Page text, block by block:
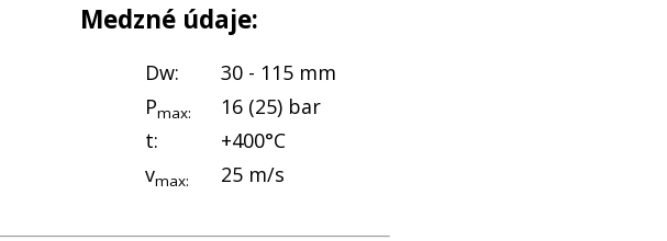
Medzné údaje:
Dw:
30 - 115 mm
Pmax:
16 (25) bar
t:
+400°C
vmax: 25 m/s